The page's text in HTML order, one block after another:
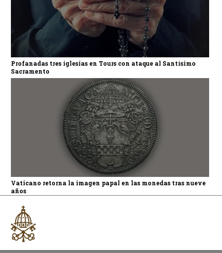
Profanadas tres iglesias en Tours con ataque al Santísimo
Sacramento
Vaticano retorna la imagen papal en las monedas tras nueve
años